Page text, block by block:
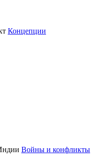
Концепции
Войны и конфликты